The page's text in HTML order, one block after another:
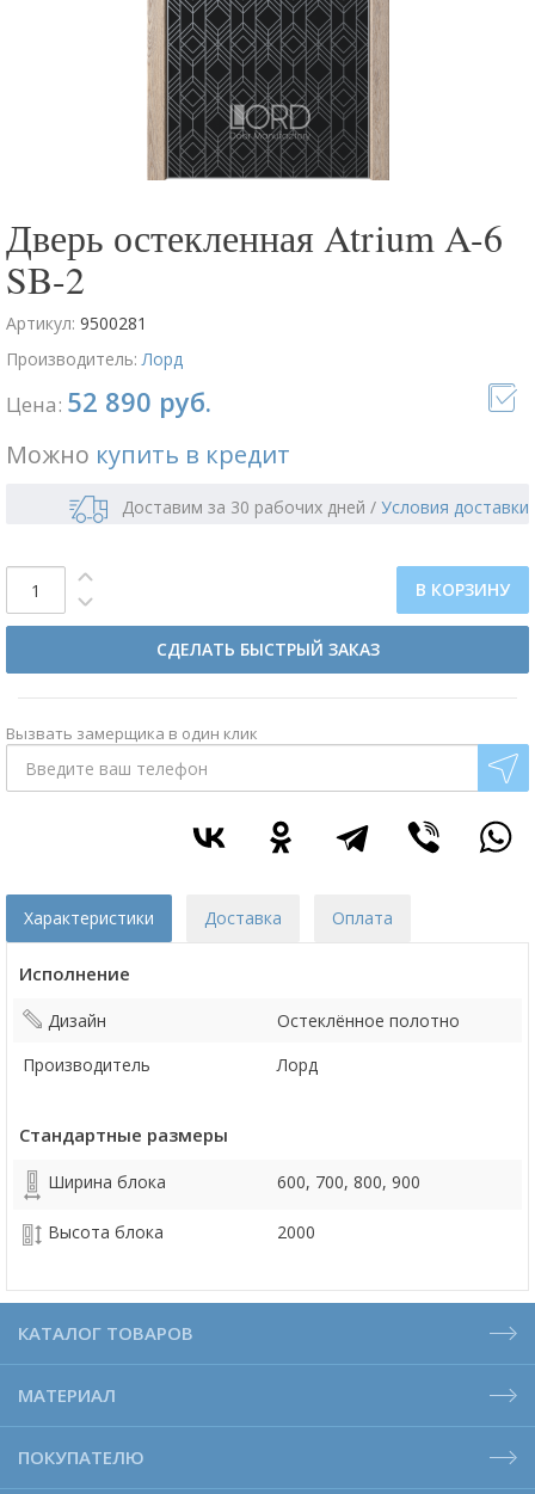
Дверь остекленная Atrium A-6
SB-2
Артикул: 9500281
Производитель:Лорд
Цена: 52 890 руб.
Можно купить в кредит
Доставим за 30 рабочих дней / Условия доставки
В КОРЗИНУ
СДЕЛАТЬ БЫСТРЫЙ ЗАКАЗ
Вызвать замерщика в один клик
Характеристики Доставка Оплата
Исполнение
Дизайн
Остеклённое полотно
Производитель
Лорд
Стандартные размеры
Ширина блока 600, 700, 800, 900
Высота блока 2000
КАТАЛОГ ТОВАРОВ
МАТЕРИАЛ
ПОКУПАТЕЛЮ